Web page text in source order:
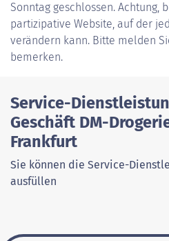
Sonntag geschlossen. Achtung,
partizipative Website, auf der
verändern kann. Bitte melden
bemerken.
Service-
Geschäft DM-
Frankfurt
Sie können die Service-
ausfüllen